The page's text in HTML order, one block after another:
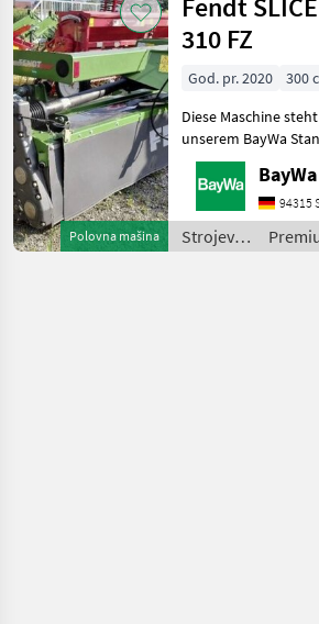
94065 Waldk
za travu i
baliranje
/
Pöttinger
Polovna mašina
Fendt
310 FZ
God. pr. 2020
300
Diese Maschine
unserem BayWa
DE - 84307
Eggenfelden.Gerne
Ihnen Herr
0151/16103625 für
Anfrage zur
94315
Strojevi i
oprema